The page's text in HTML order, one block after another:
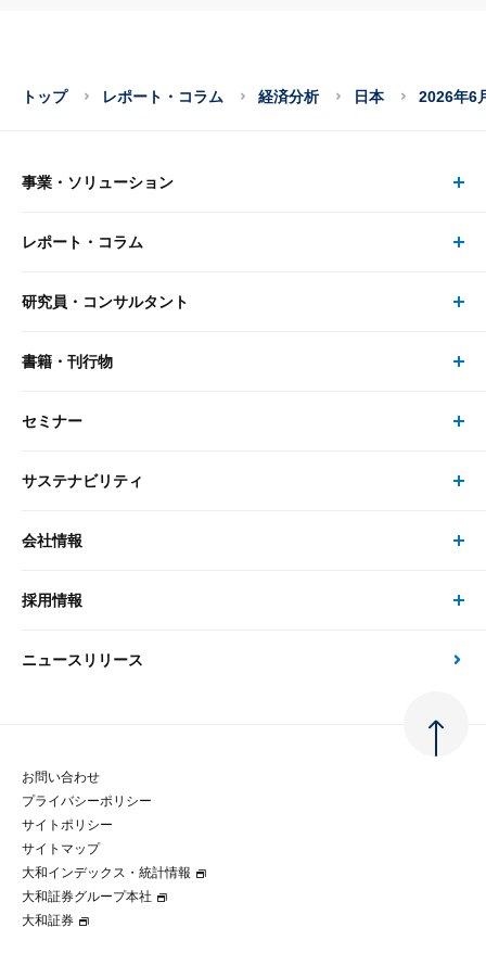
トップ レポート・コラム 経済分析 日本 2026年6
事業・ソリューション
事業・ソリューション トップ
リサーチ
大和総研の強み
先端テクノロジーに基づく新たな価値の創出
レポート・コラム
レポート・コラム トップ
最新のレポート・コラム
政策分析
金融経済教育等
コラム
研究員・コンサルタント
研究員・コンサルタント トップ
研究員
書籍・刊行物
書籍・刊行物 トップ
書籍
セミナー
セミナー トップ
現在受付中のセミナー・イベント
サステナビリティ
サステナビリティの取り組み
次世代社会への貢献
マルチステークホルダー方針
パートナーシップ構築宣言
会社情報
会社情報 トップ
会社概要・役員一覧
大和総研の歩み
グループ会社
採用情報
採用情報 トップ
経験者採用
ニュースリリース
お問い合わせ
プライバシーポリシー
サイトポリシー
サイトマップ
大和インデックス・統計情報
大和証券グループ本社
大和証券